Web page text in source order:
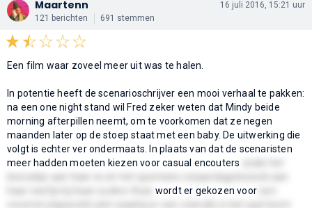
Maartenn
121 berichten 691 stemmen
16 juli 2016, 15:21 uur
Een film waar zoveel meer uit was te halen.
In potentie heeft de scenarioschrijver een mooi verhaal te pakken:
na een one night stand wil Fred zeker weten dat Mindy beide
morning afterpillen neemt, om te voorkomen dat ze negen
maanden later op de stoep staat met een baby. De uitwerking die
volgt is echter ver ondermaats. In plaats van dat de scenaristen
meer hadden moeten kiezen voor casual encouters
wordt er gekozen voor